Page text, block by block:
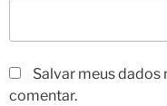
Salvar meus dados
comentar.